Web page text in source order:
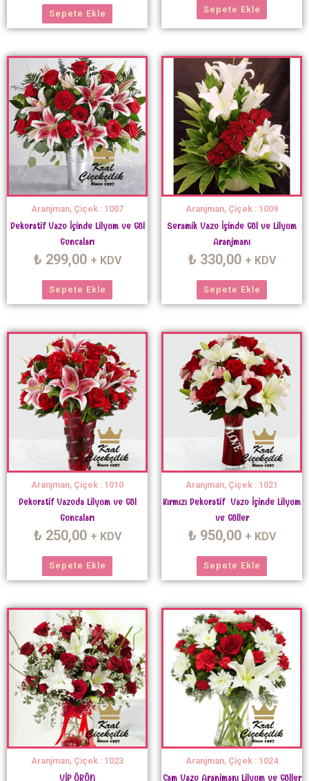
Sepete Ekle Sepete Ekle
Aranjman, Çiçek : 1007
Dekoratif Vazo İçinde Lilyum ve Gül
Goncaları
₺ 299,00 + KDV
Sepete Ekle
Aranjman, Çiçek : 1009
Seramik Vazo İçinde Gül ve Lilyum
Aranjmanı
₺ 330,00 + KDV
Sepete Ekle
Aranjman, Çiçek : 1010
Dekoratif Vazoda Lilyum ve Gül
Goncaları
₺ 250,00 + KDV
Sepete Ekle
Aranjman, Çiçek : 1021
Kırmızı Dekoratif Vazo İçinde Lilyum
ve Güller
₺ 950,00 + KDV
Sepete Ekle
Aranjman, Çiçek : 1023
VİP ÜRÜN
Aranjman, Çiçek : 1024
Cam Vazo Aranjmanı Lilyum ve Güller